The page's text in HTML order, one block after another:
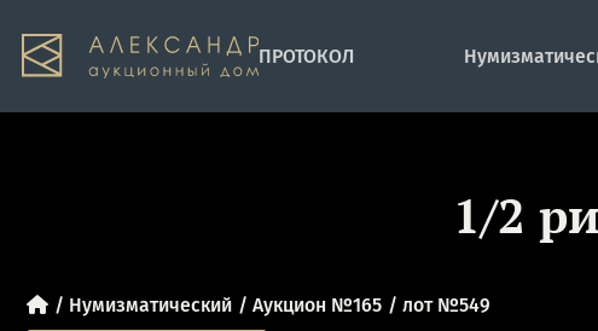
ПРОТОКОЛ
1/2
Нумизматический Аукцион №165 лот №549